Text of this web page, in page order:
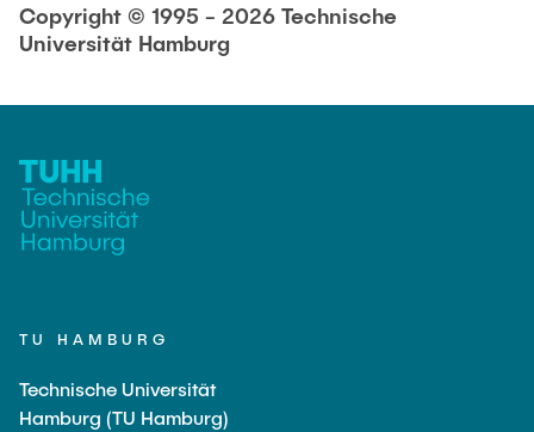
Copyright © 1995 - 2026 Technische
Universität Hamburg
TU HAMBURG
Technische Universität
Hamburg (TU Hamburg)